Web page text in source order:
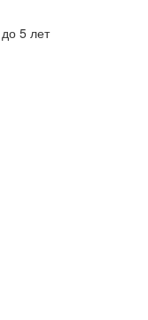
5 лет